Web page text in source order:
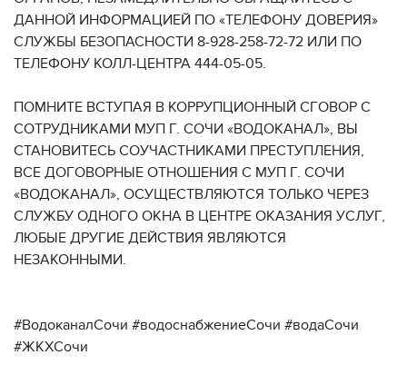
ДАННОЙ ИНФОРМАЦИЕЙ ПО «ТЕЛЕФОНУ ДОВЕРИЯ»
СЛУЖБЫ БЕЗОПАСНОСТИ 8-928-258-72-72 ИЛИ ПО
ТЕЛЕФОНУ КОЛЛ-ЦЕНТРА 444-05-05.
ПОМНИТЕ ВСТУПАЯ В КОРРУПЦИОННЫЙ СГОВОР С
СОТРУДНИКАМИ МУП Г. СОЧИ «ВОДОКАНАЛ», ВЫ
СТАНОВИТЕСЬ СОУЧАСТНИКАМИ ПРЕСТУПЛЕНИЯ,
ВСЕ ДОГОВОРНЫЕ ОТНОШЕНИЯ С МУП Г. СОЧИ
«ВОДОКАНАЛ», ОСУЩЕСТВЛЯЮТСЯ ТОЛЬКО ЧЕРЕЗ
СЛУЖБУ ОДНОГО ОКНА В ЦЕНТРЕ ОКАЗАНИЯ УСЛУГ,
ЛЮБЫЕ ДРУГИЕ ДЕЙСТВИЯ ЯВЛЯЮТСЯ
НЕЗАКОННЫМИ.
#ВодоканалСочи #водоснабжениеСочи #водаСочи
#ЖКХСочи